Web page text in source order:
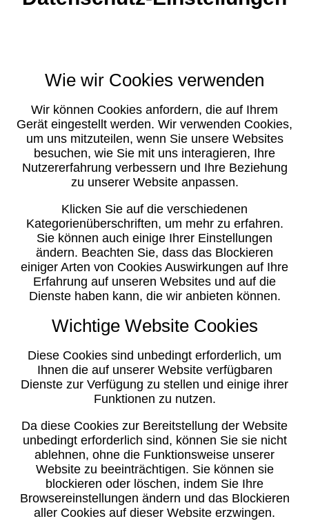
Wie wir Cookies verwenden
Wir können Cookies anfordern, die auf Ihrem
Gerät eingestellt werden. Wir verwenden Cookies,
um uns mitzuteilen, wenn Sie unsere Websites
besuchen, wie Sie mit uns interagieren, Ihre
Nutzererfahrung verbessern und Ihre Beziehung
zu unserer Website anpassen.
Klicken Sie auf die verschiedenen
Kategorienüberschriften, um mehr zu erfahren.
Sie können auch einige Ihrer Einstellungen
ändern. Beachten Sie, dass das Blockieren
einiger Arten von Cookies Auswirkungen auf Ihre
Erfahrung auf unseren Websites und auf die
Dienste haben kann, die wir anbieten können.
Wichtige Website Cookies
Diese Cookies sind unbedingt erforderlich, um
Ihnen die auf unserer Website verfügbaren
Dienste zur Verfügung zu stellen und einige ihrer
Funktionen zu nutzen.
Da diese Cookies zur Bereitstellung der Website
unbedingt erforderlich sind, können Sie sie nicht
ablehnen, ohne die Funktionsweise unserer
Website zu beeinträchtigen. Sie können sie
blockieren oder löschen, indem Sie Ihre
Browsereinstellungen ändern und das Blockieren
aller Cookies auf dieser Website erzwingen.